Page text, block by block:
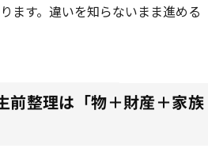
ます。違いを知らないまま進める
前整理は「物＋財産＋家族